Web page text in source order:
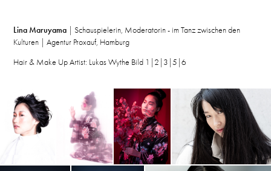
Lina Maruyama | Schauspielerin, Moderatorin - im Tanz zwischen den
Kulturen | Agentur Proxauf, Hamburg
Hair & Make Up Artist: Lukas Wythe Bild 1|2|3|5|6